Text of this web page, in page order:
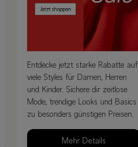
Entdecke jetzt starke Rabatte auf
viele Styles für Damen, Herren
und Kinder. Sichere dir zeitlose
Mode, trendige Looks und Basics
zu besonders günstigen Preisen.
Mehr Details